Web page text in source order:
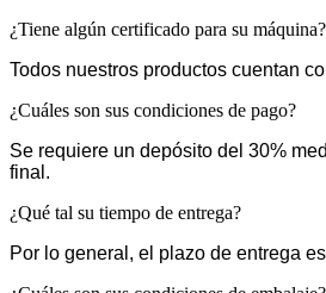
¿Tiene algún certificado para su máquina?
Todos nuestros productos cuentan
¿Cuáles son sus condiciones de pago?
Se requiere un depósito del 30%
final.
¿Qué tal su tiempo de entrega?
Por lo general, el plazo de entrega